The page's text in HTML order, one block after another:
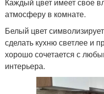
атмосферу в комнате.
Белый цвет
сделать кухню светлее и
хорошо сочетается с
интерьера.